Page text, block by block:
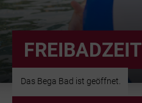
FREIBADZEIT
Das Bega Bad ist geöffnet.